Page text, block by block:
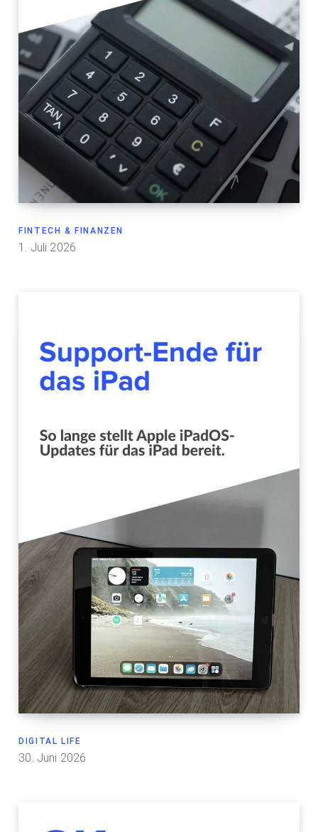
FINTECH & FINANZEN
1. Juli 2026
DIGITAL LIFE
30. Juni 2026